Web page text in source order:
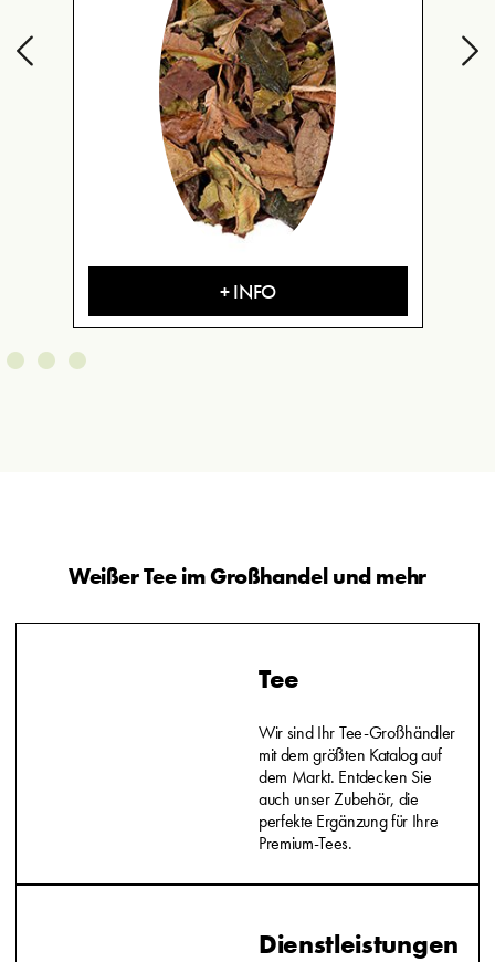
+ INFO
Weißer Tee im Großhandel und mehr
Tee
Wir sind Ihr Tee-Großhändler
mit dem größten Katalog auf
dem Markt. Entdecken Sie
auch unser Zubehör, die
perfekte Ergänzung für Ihre
Premium-Tees.
Dienstleistungen